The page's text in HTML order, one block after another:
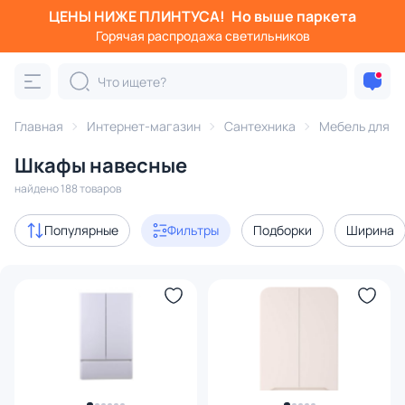
ЦЕНЫ НИЖЕ ПЛИНТУСА! Но выше паркета
Горячая распродажа светильников
Главная Интернет-магазин Сантехника Мебель для
Шкафы навесные
найдено 188 товаров
Популярные Фильтры Подборки Ширина
Фильтры
Категория: Мебель для ванной комнаты
комплекты мебели шкафы навесные комплектующие
Акции 17
с 3D-моделями